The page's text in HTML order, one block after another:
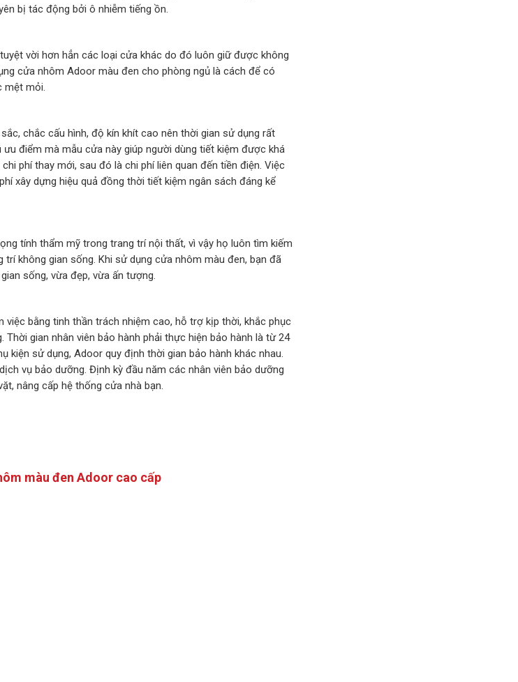
bị tác động bởi ô nhiễm tiếng ồn.
vời hơn hẳn các loại cửa khác do đó luôn giữ được không
cửa nhôm Adoor màu đen cho phòng ngủ là cách để có
mệt mỏi.
chắc cấu hình, độ kín khít cao nên thời gian sử dụng rất
điểm mà mẫu cửa này giúp người dùng tiết kiệm được khá
phí thay mới, sau đó là chi phí liên quan đến tiền điện. Việc
xây dựng hiệu quả đồng thời tiết kiệm ngân sách đáng kể
tính thẩm mỹ trong trang trí nội thất, vì vậy họ luôn tìm kiếm
không gian sống. Khi sử dụng cửa nhôm màu đen, bạn đã
sống, vừa đẹp, vừa ấn tượng.
việc bằng tinh thần trách nhiệm cao, hỗ trợ kịp thời, khắc phục
gian nhân viên bảo hành phải thực hiện bảo hành là từ 24
kiện sử dụng, Adoor quy định thời gian bảo hành khác nhau.
vụ bảo dưỡng. Định kỳ đầu năm các nhân viên bảo dưỡng
nâng cấp hệ thống cửa nhà bạn.
màu đen Adoor cao cấp